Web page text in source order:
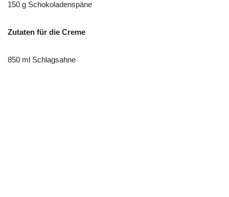
150 g Schokoladenspäne
Zutaten für die Creme
850 ml Schlagsahne